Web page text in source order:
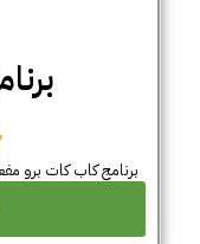
برنامج كاب كات برو